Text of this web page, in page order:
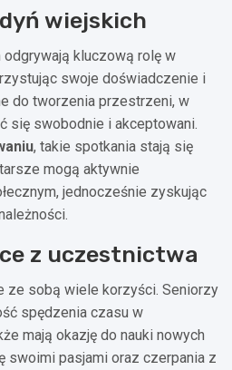
wiejskich
odgrywają kluczową rolę w
swoje doświadczenie i
do tworzenia przestrzeni, w
się swobodnie i akceptowani.
, takie spotkania stają się
mogą aktywnie
jednocześnie zyskując
z uczestnictwa
ze sobą wiele korzyści. Seniorzy
spędzenia czasu w
mają okazję do nauki nowych
swoimi pasjami oraz czerpania z